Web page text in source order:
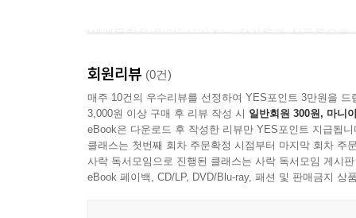
‘세계문학을 읽다’ 시리즈는 작가론과 작품론으
청소년들에게 권할 만한 작품들을 가려뽑아 작
짧은 단편을 소개할 경우에는 전문을 번역해서 싣
청소년 시기에 좋은 문학 작품들을 찾아 읽으면
읽는 것은 쉬운 일이 아닙니다. ‘세계문학을 읽
했습니다. 이 책이 청소년들이 세계문학에 관심을
회원리뷰 (0건)
매주 10건의 우수리뷰를 선정하여 YES포인트 3만원을 드
3,000원 이상 구매 후 리뷰 작성 시 일반회원 300원, 마니
eBook은 다운로드 후 작성한 리뷰만 YES포인트 지급됩니
클래스는 첫번째 회차 주문확정 시점부터 마지막 회차 주
사락 독서모임으로 진행된 클래스는 사락 독서모임 게시
eBook 페이백, CD/LP, DVD/Blu-ray, 패션 및 판매금지 상